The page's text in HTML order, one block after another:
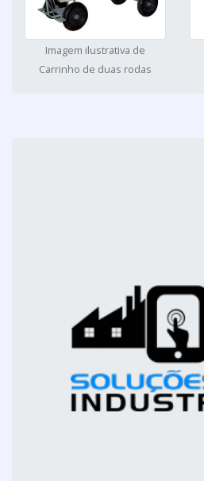
Imagem ilustrativa de
Carrinho de duas rodas